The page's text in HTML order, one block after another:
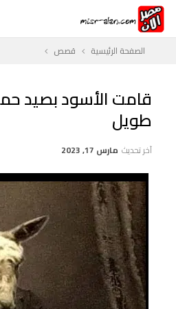
الصفحة الرئيسية قصص
قامت الأسود بصيد
طويل
آخر تحديث مارس 17, 2023